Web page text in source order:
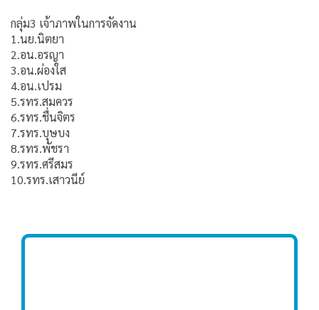
กลุ่ม3 เจ้าภาพในการจัดงาน
1.นย.นิตยา
2.อน.อรญา
3.อน.ผ่องใส
4.อน.เปรม
5.รทร.สมควร
6.รทร.ชื่นจิตร
7.รทร.บุษบง
8.รทร.พัชรา
9.รทร.ศรีสมร
10.รทร.เสาวนีย์